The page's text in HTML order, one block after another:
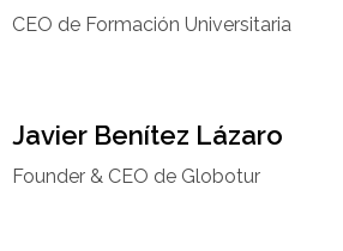
CEO de Formación Universitaria​
Javier Benítez Lázaro
Founder & CEO de Globotur​